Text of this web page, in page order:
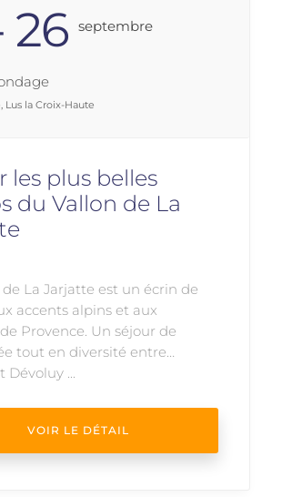
26 Septembre
Lus la Croix-Haute
les plus belles
du Vallon de La
de La Jarjatte est un écrin de
accents alpins et aux
Provence. Un séjour de
tout en diversité entre
Dévoluy ...
VOIR LE DÉTAIL